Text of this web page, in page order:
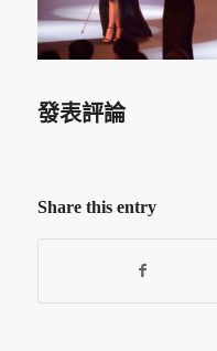
發表評論
Share this entry